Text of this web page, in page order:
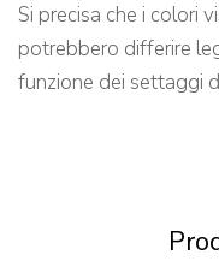
Si precisa che i colori
potrebbero differire
funzione dei settaggi